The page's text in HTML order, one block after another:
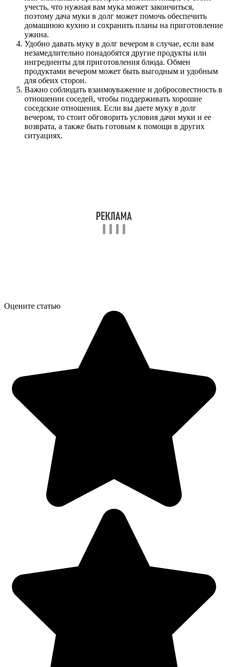
учесть, что нужная вам мука может закончиться,
поэтому дача муки в долг может помочь обеспечить
домашнюю кухню и сохранить планы на приготовление
ужина.
Удобно давать муку в долг вечером в случае, если вам
незамедлительно понадобятся другие продукты или
ингредиенты для приготовления блюда. Обмен
продуктами вечером может быть выгодным и удобным
для обеих сторон.
Важно соблюдать взаимоуважение и добросовестность в
отношении соседей, чтобы поддерживать хорошие
соседские отношения. Если вы даете муку в долг
вечером, то стоит обговорить условия дачи муки и ее
возврата, а также быть готовым к помощи в других
ситуациях.
Оцените статью